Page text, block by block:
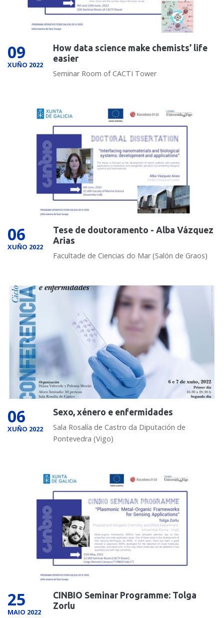
09
XUÑO 2022
How data science make chemists’ life
easier
Seminar Room of CACTI Tower
06
XUÑO 2022
Tese de doutoramento - Alba Vázquez
Arias
Facultade de Ciencias do Mar (Salón de Graos)
06
XUÑO 2022
Sexo, xénero e enfermidades
Sala Rosalía de Castro da Diputación de
Pontevedra (Vigo)
25
MAIO 2022
CINBIO Seminar Programme: Tolga
Zorlu